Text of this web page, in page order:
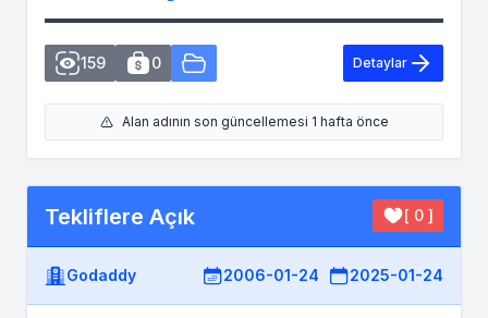
159 0 Detaylar
Alan adının son güncellemesi 1 hafta önce
Tekliflere Açık [ 0 ]
Godaddy 2006-01-24 2025-01-24